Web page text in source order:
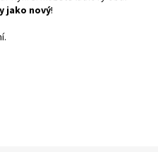
jako nový!